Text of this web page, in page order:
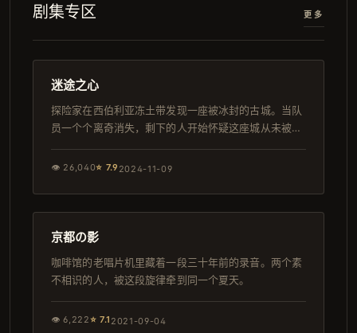
剧集专区 更多
日本
122分钟
迷途之心
探险家在西伯利亚冻土带发现一座被冰封的古城。当队
员一个个离奇消失，剩下的人开始怀疑这座城从未被人
👁 26,040⭐ 7.9 2024-11-09
杜比
99分钟
京都の影
咖啡馆的老唱片机里藏着一段三十年前的录音。两个素
不相识的人，被这段旋律牵到同一个夏天。
👁6,222⭐ 7.1 2021-09-04